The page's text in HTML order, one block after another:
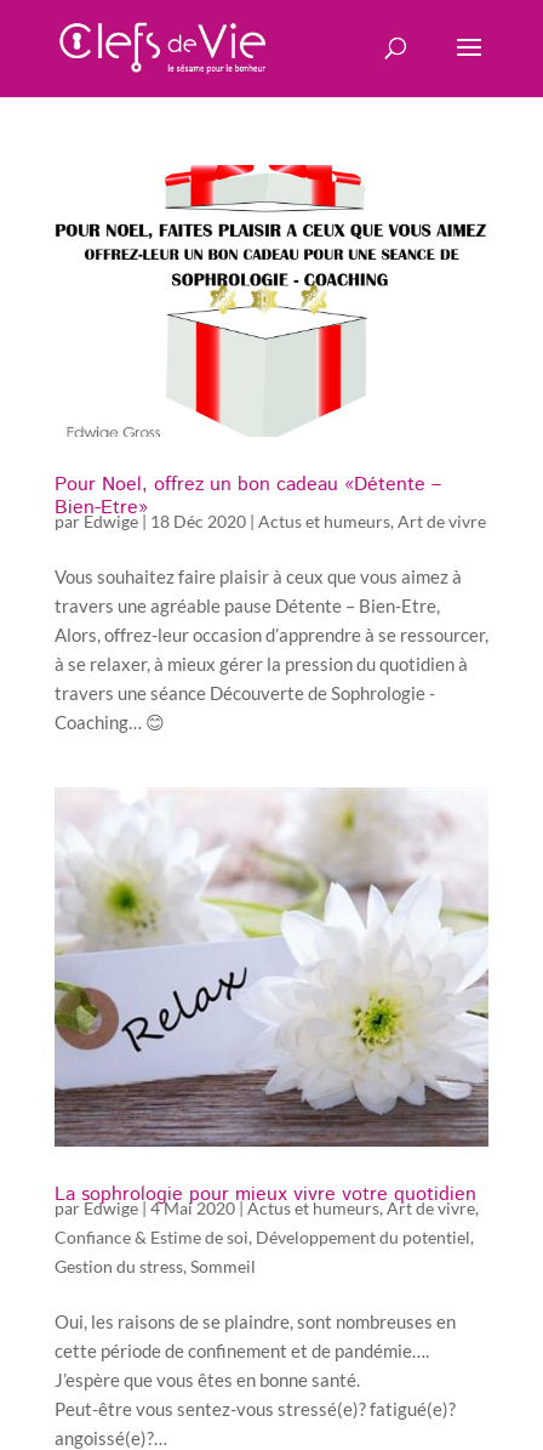
Pour Noel, offrez un bon cadeau «Détente –
Bien-Etre»
par Edwige| 18 Déc 2020| Actus et humeurs, Art de vivre
Vous souhaitez faire plaisir à ceux que vous aimez à
travers une agréable pause Détente – Bien-Etre,
Alors, offrez-leur occasion d’apprendre à se ressourcer,
à se relaxer, à mieux gérer la pression du quotidien à
travers une séance Découverte de Sophrologie -
Coaching… 😊
La sophrologie pour mieux vivre votre quotidien
par Edwige| 4 Mai 2020| Actus et humeurs, Art de vivre,
Confiance & Estime de soi, Développement du potentiel,
Gestion du stress, Sommeil
Oui, les raisons de se plaindre, sont nombreuses en
cette période de confinement et de pandémie….
J’espère que vous êtes en bonne santé.
Peut-être vous sentez-vous stressé(e)? fatigué(e)?
angoissé(e)?…